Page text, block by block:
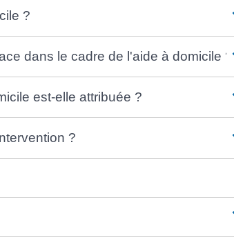
?
dans le cadre de l'aide à domicile ?
est-elle attribuée ?
?